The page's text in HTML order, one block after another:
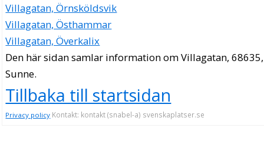
Villagatan, Örnsköldsvik
Villagatan, Östhammar
Villagatan, Överkalix
Den här sidan samlar information om Villagatan, 68635,
Sunne.
Tillbaka till startsidan
Privacy policy Kontakt: kontakt (snabel-a) svenskaplatser.se